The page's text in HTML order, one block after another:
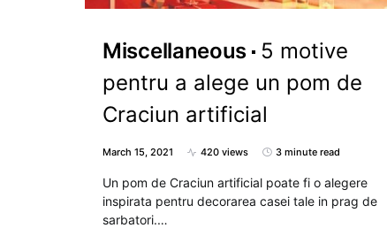
Miscellaneous
5 motive
pentru a alege un pom de
Craciun artificial
March 15, 2021 420 views 3 minute read
Un pom de Craciun artificial poate fi o alegere
inspirata pentru decorarea casei tale in prag de
sarbatori.…